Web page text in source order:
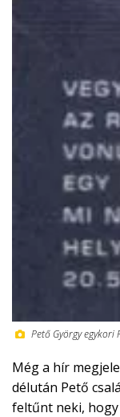
Pető György egykori
Még a hír
délután Pető
feltűnt neki, hogy